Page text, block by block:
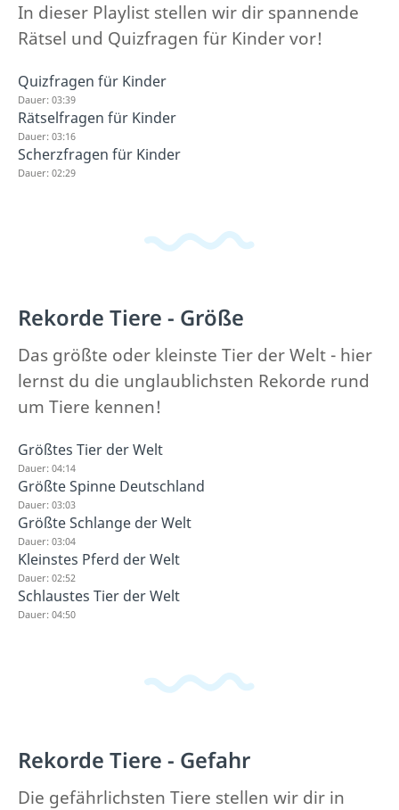
In dieser Playlist stellen wir dir spannende
Rätsel und Quizfragen für Kinder vor!
Quizfragen für Kinder
Dauer: 03:39
Rätselfragen für Kinder
Dauer: 03:16
Scherzfragen für Kinder
Dauer: 02:29
Rekorde Tiere - Größe
Das größte oder kleinste Tier der Welt - hier
lernst du die unglaublichsten Rekorde rund
um Tiere kennen!
Größtes Tier der Welt
Dauer: 04:14
Größte Spinne Deutschland
Dauer: 03:03
Größte Schlange der Welt
Dauer: 03:04
Kleinstes Pferd der Welt
Dauer: 02:52
Schlaustes Tier der Welt
Dauer: 04:50
Rekorde Tiere - Gefahr
Die gefährlichsten Tiere stellen wir dir in